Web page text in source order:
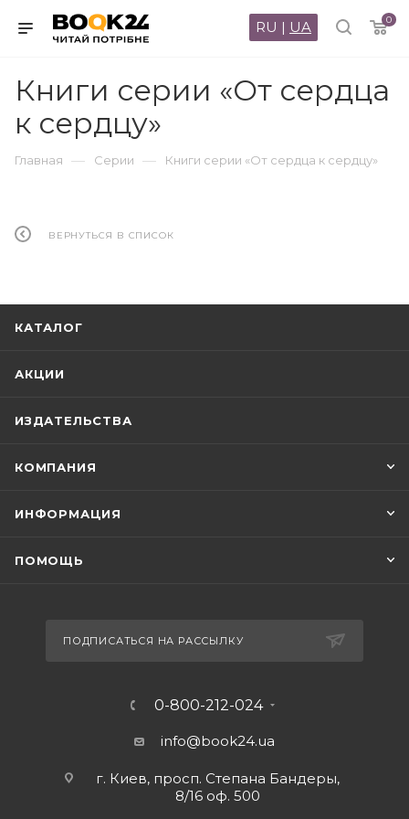
0
RU | UA
Книги серии «От сердца
к сердцу»
Главная — Серии — Книги серии «От сердца к сердцу»
ВЕРНУТЬСЯ В СПИСОК
КАТАЛОГ
АКЦИИ
ИЗДАТЕЛЬСТВА
КОМПАНИЯ
ИНФОРМАЦИЯ
ПОМОЩЬ
ПОДПИСАТЬСЯ НА РАССЫЛКУ
0-800-212-024
info@book24.ua
г. Киев, просп. Степана Бандеры,
8/16 оф. 500